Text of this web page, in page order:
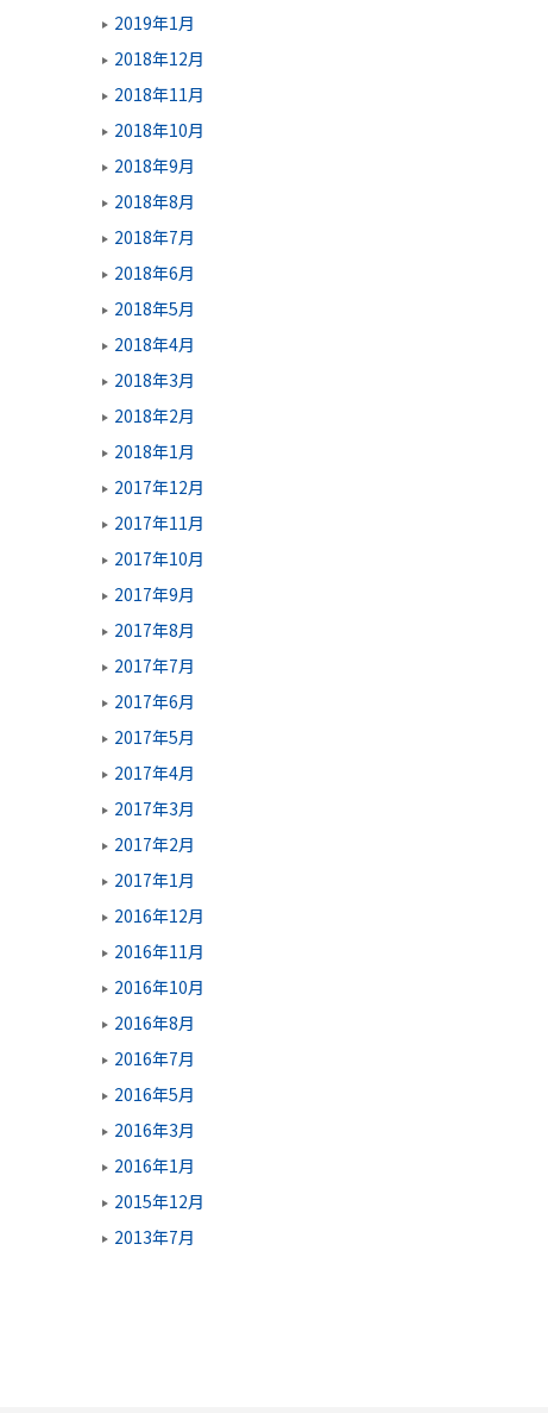
2019年1月
2018年12月
2018年11月
2018年10月
2018年9月
2018年8月
2018年7月
2018年6月
2018年5月
2018年4月
2018年3月
2018年2月
2018年1月
2017年12月
2017年11月
2017年10月
2017年9月
2017年8月
2017年7月
2017年6月
2017年5月
2017年4月
2017年3月
2017年2月
2017年1月
2016年12月
2016年11月
2016年10月
2016年8月
2016年7月
2016年5月
2016年3月
2016年1月
2015年12月
2013年7月